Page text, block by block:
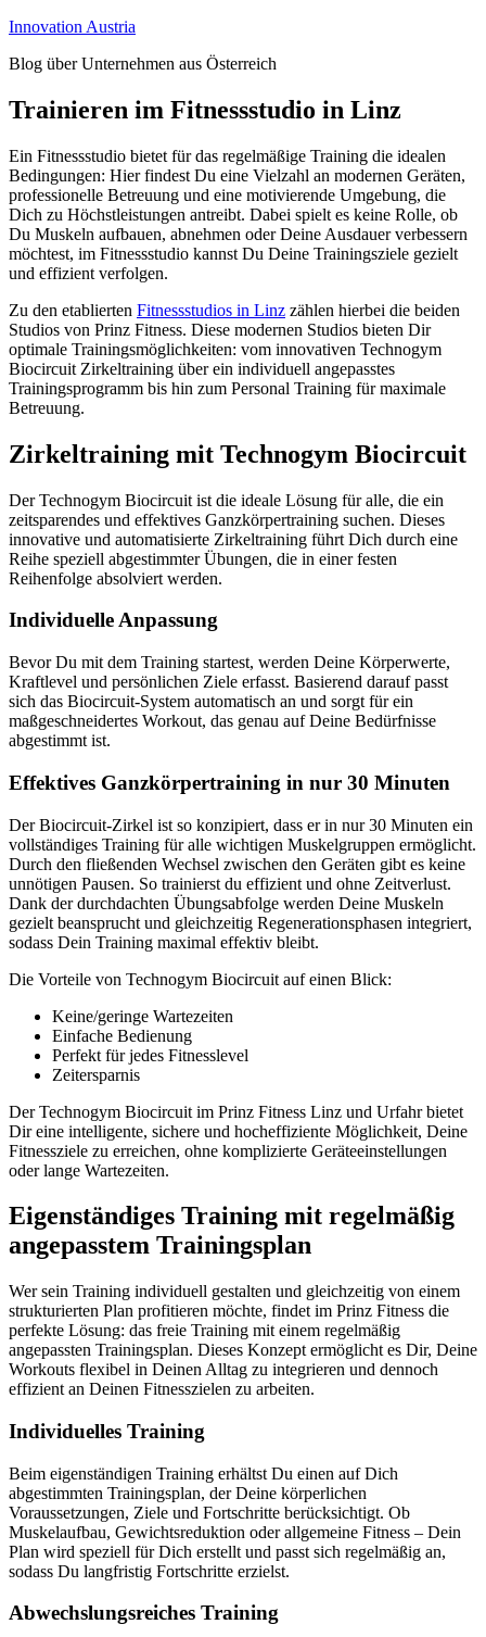
Zum
springen
Innovation Austria
Blog über Unternehmen aus Österreich
Trainieren im Fitnessstudio in Linz
Ein Fitnessstudio bietet für das regelmäßige Training die idealen
Bedingungen: Hier findest Du eine Vielzahl an modernen Geräten,
professionelle Betreuung und eine motivierende Umgebung, die
Dich zu Höchstleistungen antreibt. Dabei spielt es keine Rolle, ob
Du Muskeln aufbauen, abnehmen oder Deine Ausdauer verbessern
möchtest, im Fitnessstudio kannst Du Deine Trainingsziele gezielt
und effizient verfolgen.
Zu den etablierten Fitnessstudios in Linz zählen hierbei die beiden
Studios von Prinz Fitness. Diese modernen Studios bieten Dir
optimale Trainingsmöglichkeiten: vom innovativen Technogym
Biocircuit Zirkeltraining über ein individuell angepasstes
Trainingsprogramm bis hin zum Personal Training für maximale
Betreuung.
Zirkeltraining mit Technogym Biocircuit
Der Technogym Biocircuit ist die ideale Lösung für alle, die ein
zeitsparendes und effektives Ganzkörpertraining suchen. Dieses
innovative und automatisierte Zirkeltraining führt Dich durch eine
Reihe speziell abgestimmter Übungen, die in einer festen
Reihenfolge absolviert werden.
Individuelle Anpassung
Bevor Du mit dem Training startest, werden Deine Körperwerte,
Kraftlevel und persönlichen Ziele erfasst. Basierend darauf passt
sich das Biocircuit-System automatisch an und sorgt für ein
maßgeschneidertes Workout, das genau auf Deine Bedürfnisse
abgestimmt ist.
Effektives Ganzkörpertraining in nur 30 Minuten
Der Biocircuit-Zirkel ist so konzipiert, dass er in nur 30 Minuten ein
vollständiges Training für alle wichtigen Muskelgruppen ermöglicht.
Durch den fließenden Wechsel zwischen den Geräten gibt es keine
unnötigen Pausen. So trainierst du effizient und ohne Zeitverlust.
Dank der durchdachten Übungsabfolge werden Deine Muskeln
gezielt beansprucht und gleichzeitig Regenerationsphasen integriert,
sodass Dein Training maximal effektiv bleibt.
Die Vorteile von Technogym Biocircuit auf einen Blick:
Keine/geringe Wartezeiten
Einfache Bedienung
Perfekt für jedes Fitnesslevel
Zeitersparnis
Der Technogym Biocircuit im Prinz Fitness Linz und Urfahr bietet
Dir eine intelligente, sichere und hocheffiziente Möglichkeit, Deine
Fitnessziele zu erreichen, ohne komplizierte Geräteeinstellungen
oder lange Wartezeiten.
Eigenständiges Training mit regelmäßig
angepasstem Trainingsplan
Wer sein Training individuell gestalten und gleichzeitig von einem
strukturierten Plan profitieren möchte, findet im Prinz Fitness die
perfekte Lösung: das freie Training mit einem regelmäßig
angepassten Trainingsplan. Dieses Konzept ermöglicht es Dir, Deine
Workouts flexibel in Deinen Alltag zu integrieren und dennoch
effizient an Deinen Fitnesszielen zu arbeiten.
Individuelles Training
Beim eigenständigen Training erhältst Du einen auf Dich
abgestimmten Trainingsplan, der Deine körperlichen
Voraussetzungen, Ziele und Fortschritte berücksichtigt. Ob
Muskelaufbau, Gewichtsreduktion oder allgemeine Fitness – Dein
Plan wird speziell für Dich erstellt und passt sich regelmäßig an,
sodass Du langfristig Fortschritte erzielst.
Abwechslungsreiches Training